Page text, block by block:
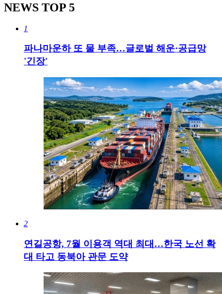
NEWS TOP 5
1
파나마운하 또 물 부족…글로벌 해운·공급망
'긴장'
2
연길공항, 7월 이용객 역대 최대…한국 노선 확
대 타고 동북아 관문 도약